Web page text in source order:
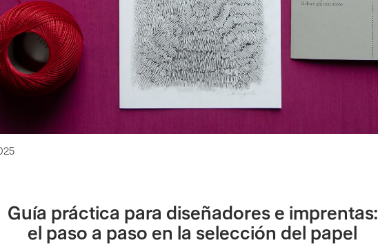
Guía práctica para diseñadores e imprentas:
el paso a paso en la selección del papel